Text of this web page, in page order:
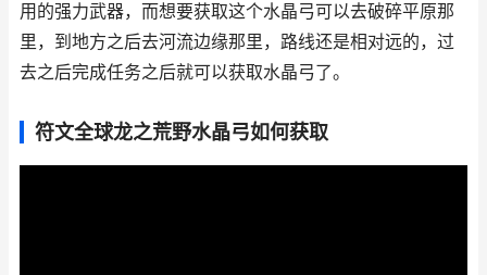
用的强力武器，而想要获取这个水晶弓可以去破碎平原那
里，到地方之后去河流边缘那里，路线还是相对远的，过
去之后完成任务之后就可以获取水晶弓了。
符文全球龙之荒野水晶弓如何获取